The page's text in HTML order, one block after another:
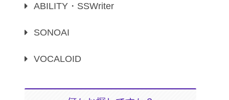
ABILITY・SSWriter
SONOAI
VOCALOID